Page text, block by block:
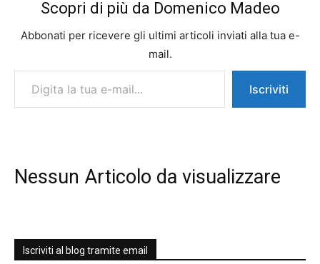
Scopri di più da Domenico Madeo
Abbonati per ricevere gli ultimi articoli inviati alla tua e-
mail.
Digita la tua e-mail...
Iscriviti
Nessun Articolo da visualizzare
Iscriviti al blog tramite email